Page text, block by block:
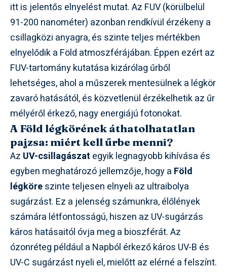
itt is jelentős elnyelést mutat. Az FUV (körülbelül
91-200 nanométer) azonban rendkívül érzékeny a
csillagközi anyagra, és szinte teljes mértékben
elnyelődik a Föld atmoszférájában. Éppen ezért az
FUV-tartomány kutatása kizárólag űrből
lehetséges, ahol a műszerek mentesülnek a légkör
zavaró hatásától, és közvetlenül érzékelhetik az űr
mélyéről érkező, nagy energiájú fotonokat.
A Föld légkörének áthatolhatatlan
pajzsa: miért kell űrbe menni?
Az UV-csillagászat egyik legnagyobb kihívása és
egyben meghatározó jellemzője, hogy a Föld
légköreszinte teljesen elnyeli az ultraibolya
sugárzást. Ez a jelenség számunkra, élőlények
számára létfontosságú, hiszen az UV-sugárzás
káros hatásaitól óvja meg a bioszférát. Az
ózonréteg például a Napból érkező káros UV-B és
UV-C sugárzást nyeli el, mielőtt az elérné a felszínt.